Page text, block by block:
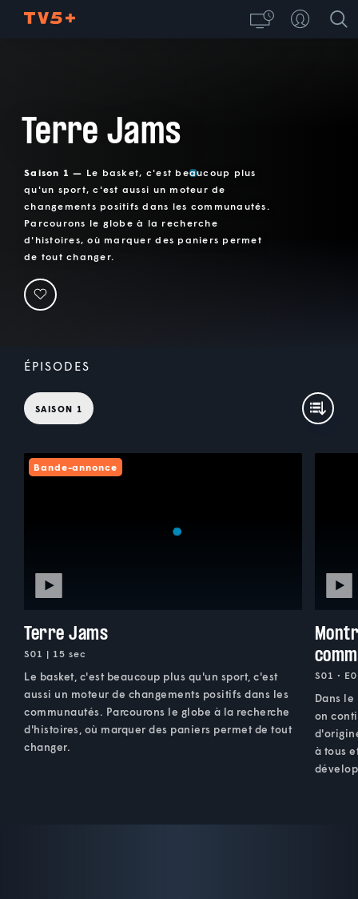
Terre Jams
Saison 1 — Le basket, c'est beaucoup plus
qu'un sport, c'est aussi un moteur de
changements positifs dans les communautés.
Parcourons le globe à la recherche
d'histoires, où marquer des paniers permet
de tout changer.
ÉPISODES
SAISON 1
Bande-annonce
Terre Jams
S01 | 15 sec
Le basket, c'est beaucoup plus qu'un sport, c'est
aussi un moteur de changements positifs dans les
communautés. Parcourons le globe à la recherche
d'histoires, où marquer des paniers permet de tout
changer.
S01 •
Dans
on
à tous